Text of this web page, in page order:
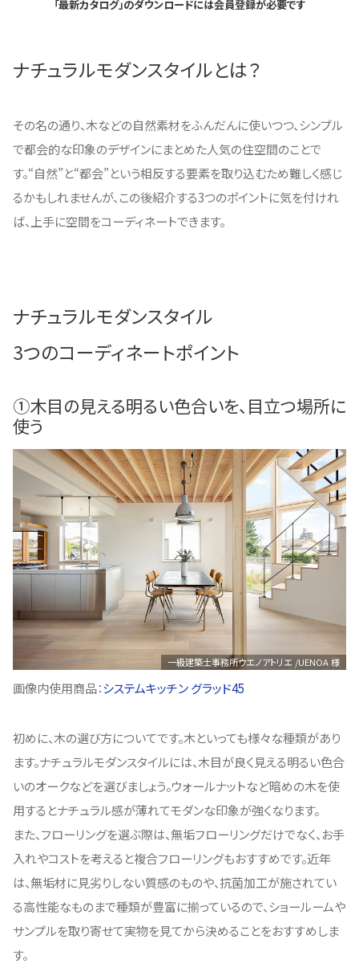
「最新カタログ」のダウンロードには会員登録が必要です
ナチュラルモダンスタイルとは？
その名の通り、木などの自然素材をふんだんに使いつつ、シンプル
で都会的な印象のデザインにまとめた人気の住空間のことで
す。“自然”と“都会”という相反する要素を取り込むため難しく感じ
るかもしれませんが、この後紹介する3つのポイントに気を付けれ
ば、上手に空間をコーディネートできます。
ナチュラルモダンスタイル
3つのコーディネートポイント
①木目の見える明るい色合いを、目立つ場所に
使う
一級建築士事務所ウエノアトリエ /UENOA 様
画像内使用商品：システムキッチン グラッド45
初めに、木の選び方についてです。木といっても様々な種類があり
ます。ナチュラルモダンスタイルには、木目が良く見える明るい色合
いのオークなどを選びましょう。ウォールナットなど暗めの木を使
用するとナチュラル感が薄れてモダンな印象が強くなります。
また、フローリングを選ぶ際は、無垢フローリングだけでなく、お手
入れやコストを考えると複合フローリングもおすすめです。近年
は、無垢材に見劣りしない質感のものや、抗菌加工が施されてい
る高性能なものまで種類が豊富に揃っているので、ショールームや
サンプルを取り寄せて実物を見てから決めることをおすすめしま
す。